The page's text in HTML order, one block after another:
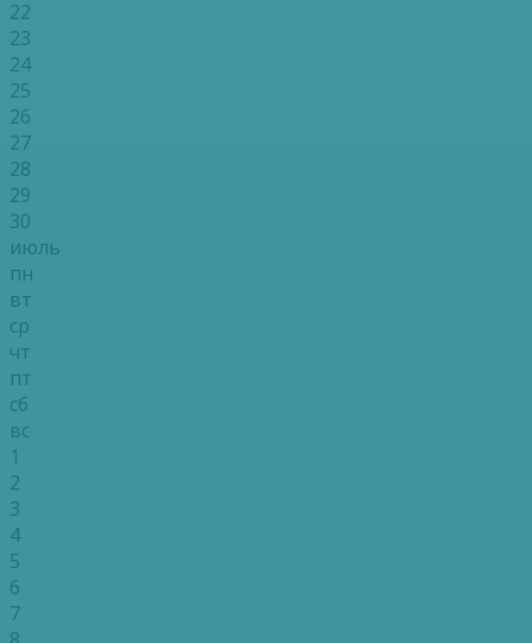
22
23
24
25
26
27
28
29
30
июль
пн
вт
ср
чт
пт
сб
вс
1
2
3
4
5
6
7